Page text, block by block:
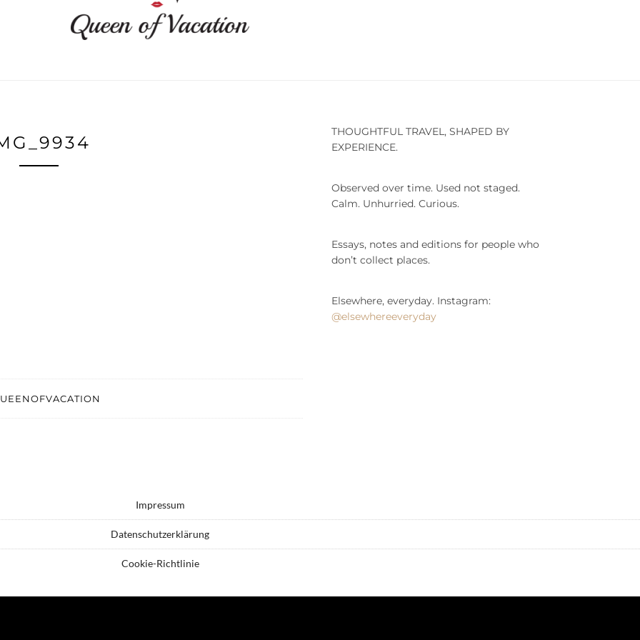
THOUGHTFUL TRAVEL, SHAPED BY
EXPERIENCE.
Observed over time. Used not staged.
Calm. Unhurried. Curious.
Essays, notes and editions for people who
don’t collect places.
Elsewhere, everyday. Instagram:
@elsewhereeveryday
Impressum
Datenschutzerklärung
Cookie-Richtlinie